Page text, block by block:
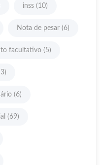
inss (10)
Nota de pesar (6)
facultativo (5)
(6)
(69)